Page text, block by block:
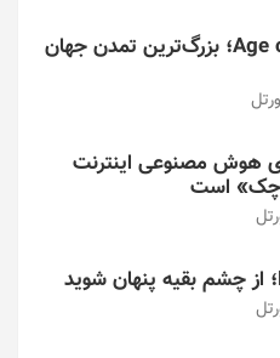
بازی/ Age of 2048؛ بزرگ‌ترین تمدن جهان
هوش مصنوعی اینترنت
است